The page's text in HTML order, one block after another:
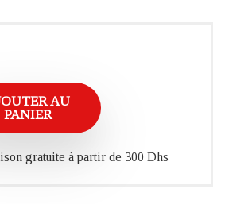
AU
PANIER
gratuite à partir de 300 Dhs